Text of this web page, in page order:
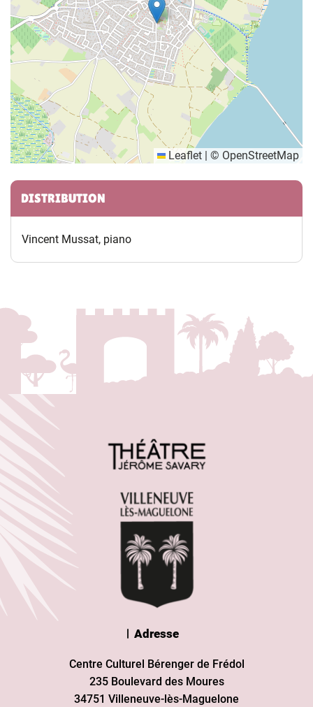
Leaflet | © OpenStreetMap
Informations complémentaires
DISTRIBUTION
Vincent Mussat, piano
Adresse
Centre Culturel Bérenger de Frédol
235 Boulevard des Moures
34751 Villeneuve-lès-Maguelone